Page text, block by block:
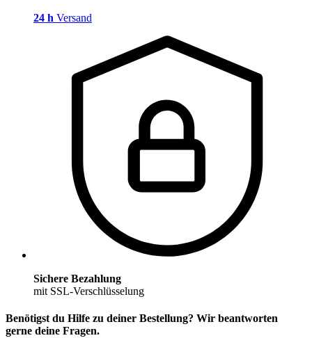
24 h Versand
Sichere Bezahlung
mit SSL-Verschlüsselung
Benötigst du Hilfe zu deiner Bestellung? Wir beantworten
gerne deine Fragen.